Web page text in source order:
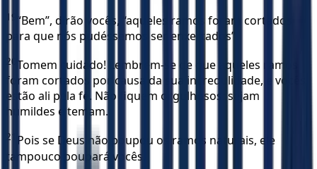
19 “Bem”, dirão vocês, “aqueles ramos foram cortados
para que nós pudéssemos ser enxertados”.
20 Tomem cuidado! Lembrem-se de que aqueles ramos
foram cortados por causa da sua incredulidade, e vocês
estão ali pela fé. Não fiquem orgulhosos; sejam
humildes e temam.
21
Pois se Deus não poupou os ramos naturais, ele
tampouco poupará vocês.